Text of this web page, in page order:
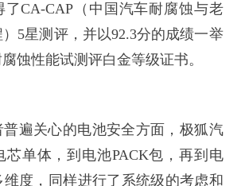
了CA-CAP（中国汽车耐腐蚀与老
5星测评，并以92.3分的成绩一举
蚀性能试测评白金等级证书。
普遍关心的电池安全方面，极狐汽
芯单体，到电池PACK包，再到电
度，同样进行了系统级的考虑和